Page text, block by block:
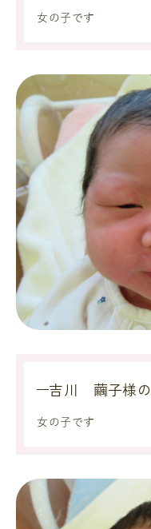
女の子です
吉川 繭子様
女の子です